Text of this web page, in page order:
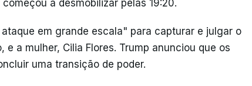
a desmobilizar pelas 19:20.
em grande escala" para capturar e julgar o
e a mulher, Cilia Flores. Trump anunciou que os
uma transição de poder.